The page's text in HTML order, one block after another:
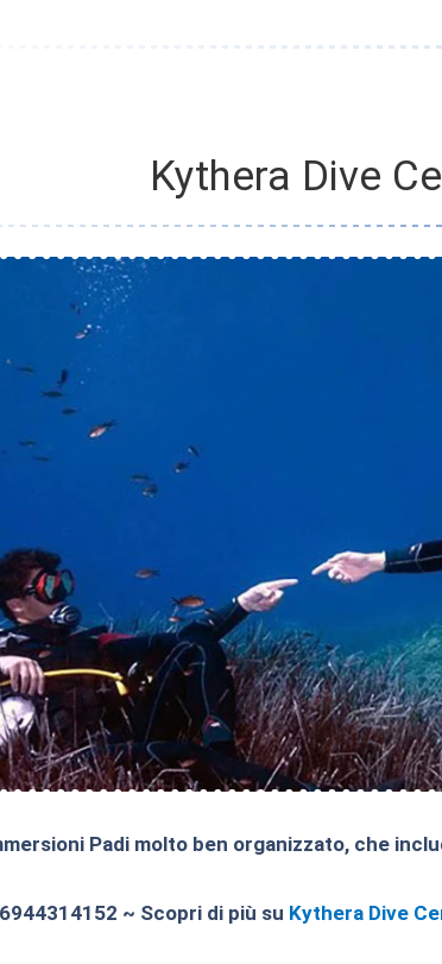
Kythera Dive
Padi molto ben organizzato, che
~ Scopri di più su Kythera Dive